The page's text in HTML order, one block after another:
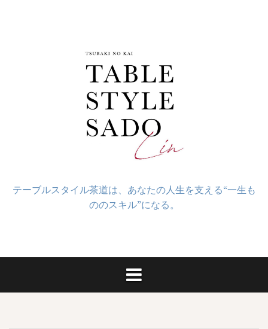
テーブルスタイル茶道は、あなたの人生を支える“一生も
ののスキル”になる。